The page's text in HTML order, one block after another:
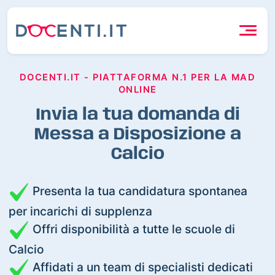
DOCENTI.IT - PIATTAFORMA N.1 PER LA MAD
ONLINE
Invia la tua domanda di
Messa a Disposizione a
Calcio
Presenta la tua candidatura spontanea
per incarichi di supplenza
Offri disponibilità a tutte le scuole di
Calcio
Affidati a un team di specialisti dedicati